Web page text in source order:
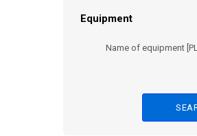
Equipment
Name of equipment